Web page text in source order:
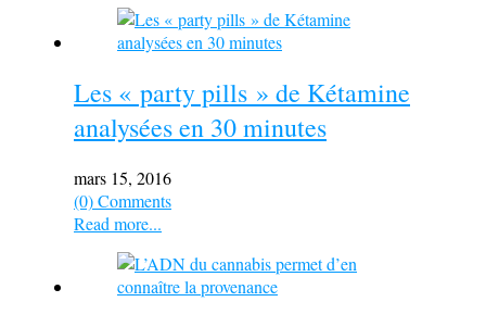
Les « party pills » de Kétamine
analysées en 30 minutes
mars 15, 2016
(0) Comments
Read more...